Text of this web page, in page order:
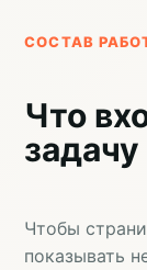
СОСТАВ
Что
задачу
Чтобы
показывать